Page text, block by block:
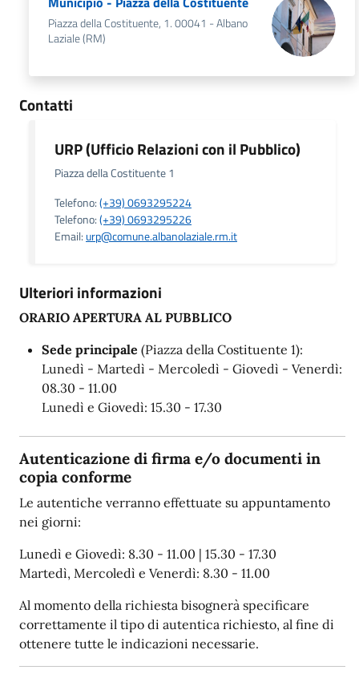
Piazza della Costituente, 1. 00041 - Albano
Laziale (RM)
Contatti
URP (Ufficio Relazioni con il Pubblico)
Piazza della Costituente 1
Telefono:(+39) 0693295224
Telefono:(+39) 0693295226
Email: urp@comune.albanolaziale.rm.it
Ulteriori informazioni
ORARIO APERTURA AL PUBBLICO
Sede principale (Piazza della Costituente 1):
Lunedì - Martedì - Mercoledì - Giovedì - Venerdì:
08.30 - 11.00
Lunedì e Giovedì: 15.30 - 17.30
Autenticazione di firma e/o documenti in
copia conforme
Le autentiche verranno effettuate su appuntamento
nei giorni:
Lunedì e Giovedì: 8.30 - 11.00 | 15.30 - 17.30
Martedì, Mercoledì e Venerdì: 8.30 - 11.00
Al momento della richiesta bisognerà specificare
correttamente il tipo di autentica richiesto, al fine di
ottenere tutte le indicazioni necessarie.